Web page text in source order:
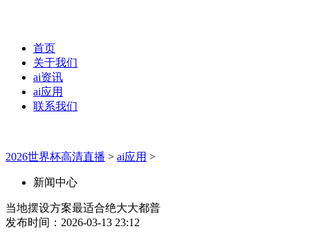
首页
关于我们
ai资讯
ai应用
联系我们
2026世界杯高清直播 > ai应用 >
新闻中心
当地摆设方案最适合绝大大都普
发布时间：2026-03-13 23:12